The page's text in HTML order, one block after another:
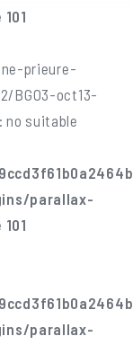
101
prieure-
BGO3-oct13-
no suitable
parallax-
101
parallax-